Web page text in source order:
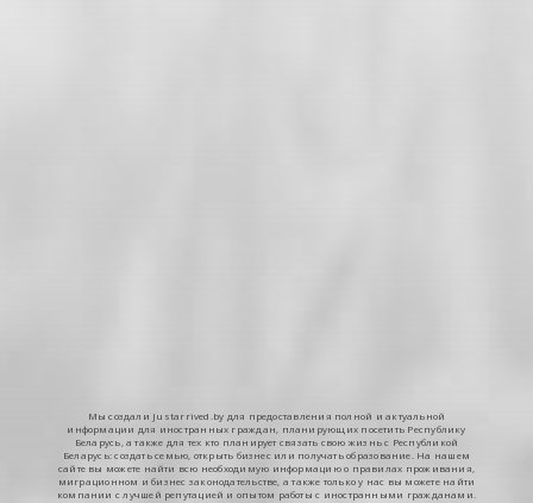
Мы создали Justarrived.by для предоставления полной и актуальной
информации для иностранных граждан, планирующих посетить Республику
Беларусь, а также для тех кто планирует связать свою жизнь с Республикой
Беларусь: создать семью, открыть бизнес или получать образование. На нашем
сайте вы можете найти всю необходимую информацию о правилах проживания,
миграционном и бизнес законодательстве, а также только у нас вы можете найти
компании с лучшей репутацией и опытом работы с иностранными гражданами.